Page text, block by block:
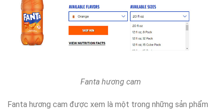
Fanta hương cam
Fanta hương cam được xem là một trong những sản phẩm